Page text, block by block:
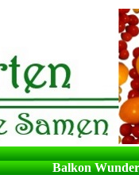
Balkon